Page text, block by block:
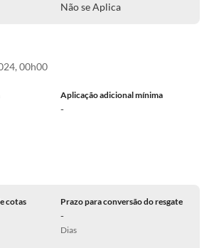
Não se Aplica
00h00
Aplicação adicional mínima
-
cotas Prazo para conversão do resgate
-
Dias